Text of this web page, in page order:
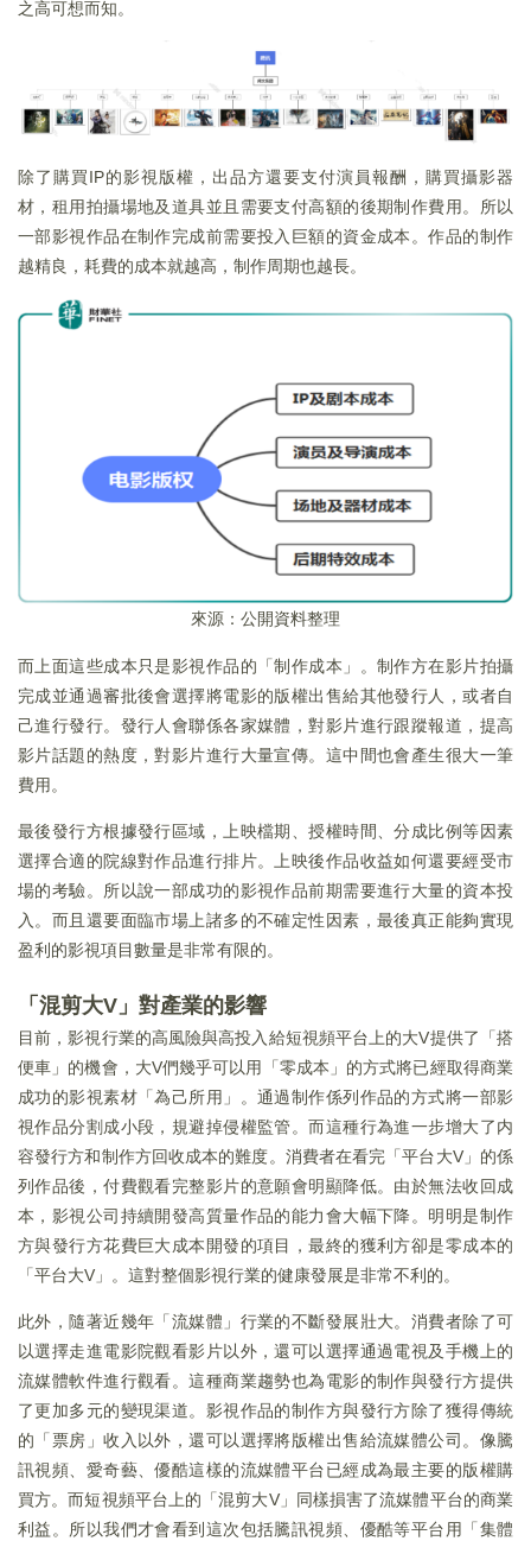
之高可想而知。
除了購買IP的影視版權，出品方還要支付演員報酬，購買攝影器
材，租用拍攝場地及道具並且需要支付高額的後期制作費用。所以
一部影視作品在制作完成前需要投入巨額的資金成本。作品的制作
越精良，耗費的成本就越高，制作周期也越長。
來源：公開資料整理
而上面這些成本只是影視作品的「制作成本」。制作方在影片拍攝
完成並通過審批後會選擇將電影的版權出售給其他發行人，或者自
己進行發行。發行人會聯係各家媒體，對影片進行跟蹤報道，提高
影片話題的熱度，對影片進行大量宣傳。這中間也會產生很大一筆
費用。
最後發行方根據發行區域，上映檔期、授權時間、分成比例等因素
選擇合適的院線對作品進行排片。上映後作品收益如何還要經受市
場的考驗。所以說一部成功的影視作品前期需要進行大量的資本投
入。而且還要面臨市場上諸多的不確定性因素，最後真正能夠實現
盈利的影視項目數量是非常有限的。
「混剪大V」對產業的影響
目前，影視行業的高風險與高投入給短視頻平台上的大V提供了「搭
便車」的機會，大V們幾乎可以用「零成本」的方式將已經取得商業
成功的影視素材「為己所用」。通過制作係列作品的方式將一部影
視作品分割成小段，規避掉侵權監管。而這種行為進一步增大了内
容發行方和制作方回收成本的難度。消費者在看完「平台大V」的係
列作品後，付費觀看完整影片的意願會明顯降低。由於無法收回成
本，影視公司持續開發高質量作品的能力會大幅下降。明明是制作
方與發行方花費巨大成本開發的項目，最終的獲利方卻是零成本的
「平台大V」。這對整個影視行業的健康發展是非常不利的。
此外，隨著近幾年「流媒體」行業的不斷發展壯大。消費者除了可
以選擇走進電影院觀看影片以外，還可以選擇通過電視及手機上的
流媒體軟件進行觀看。這種商業趨勢也為電影的制作與發行方提供
了更加多元的變現渠道。影視作品的制作方與發行方除了獲得傳統
的「票房」收入以外，還可以選擇將版權出售給流媒體公司。像騰
訊視頻、愛奇藝、優酷這樣的流媒體平台已經成為最主要的版權購
買方。而短視頻平台上的「混剪大V」同樣損害了流媒體平台的商業
利益。所以我們才會看到這次包括騰訊視頻、優酷等平台用「集體